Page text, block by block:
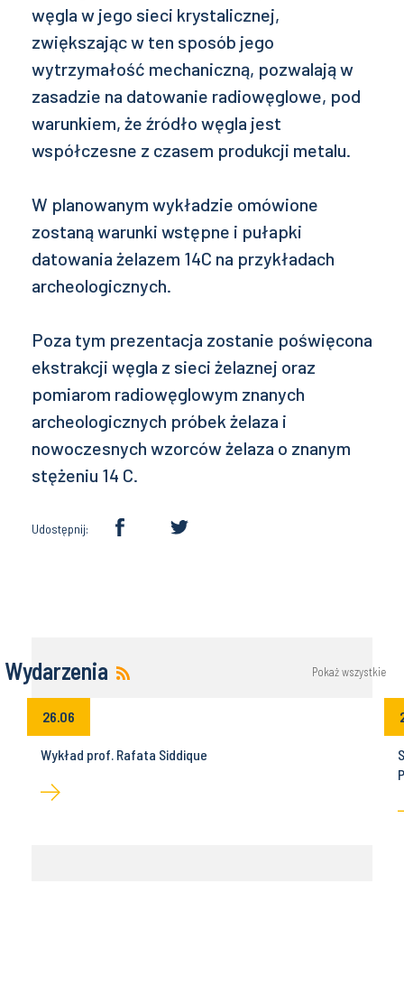
węgla w jego sieci krystalicznej,
zwiększając w ten sposób jego
wytrzymałość mechaniczną, pozwalają w
zasadzie na datowanie radiowęglowe, pod
warunkiem, że źródło węgla jest
współczesne z czasem produkcji metalu.
W planowanym wykładzie omówione
zostaną warunki wstępne i pułapki
datowania żelazem 14C na przykładach
archeologicznych.
Poza tym prezentacja zostanie poświęcona
ekstrakcji węgla z sieci żelaznej oraz
pomiarom radiowęglowym znanych
archeologicznych próbek żelaza i
nowoczesnych wzorców żelaza o znanym
stężeniu 14 C.
Udostępnij:
Wydarzenia Pokaż wszystkie
26.06
Wykład prof. Rafata Siddique